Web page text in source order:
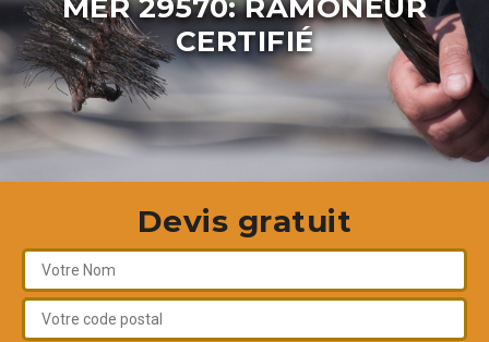
MER 29570: RAMONEUR
CERTIFIÉ
Devis gratuit